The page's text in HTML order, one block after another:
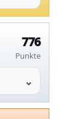
776
Punkte